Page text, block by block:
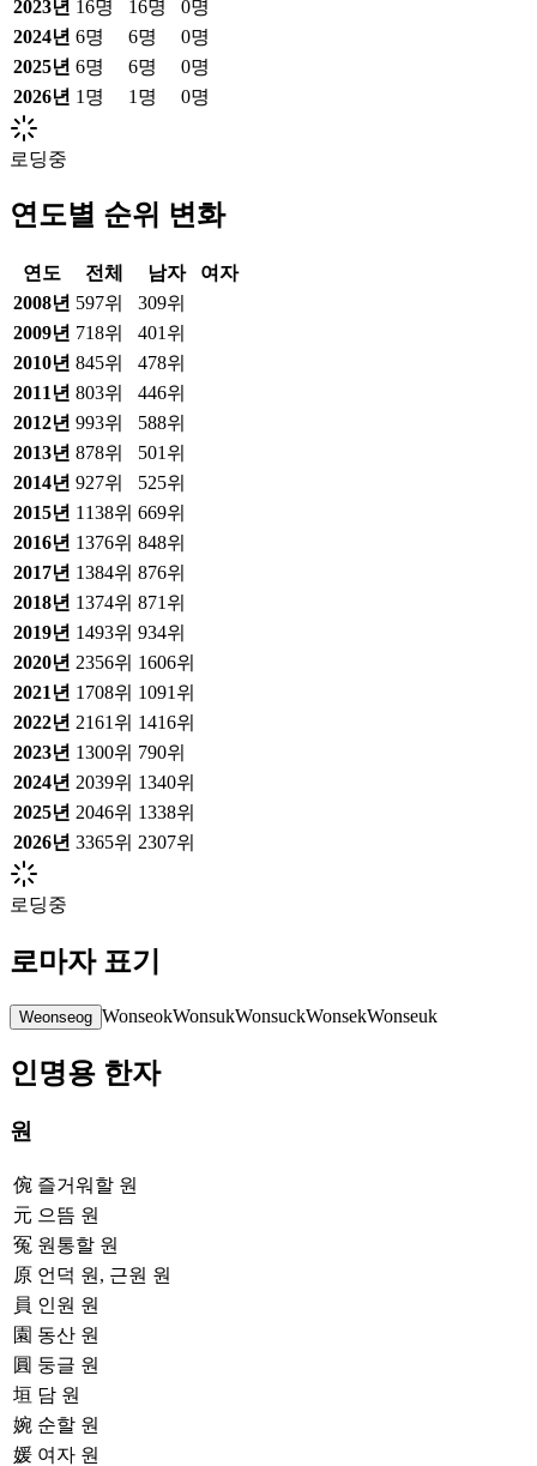
2023년 16명 16명 0명
2024년 6명 6명 0명
2025년 6명 6명 0명
2026년 1 명 1 명 0명
로딩중
연도별 순위 변화
연도 전체 남자
여자
2008년 597위
309위
2009년 718위
401위
2010년 845위
478위
2011 년 803위
446위
2012년 993위
588위
2013년 878위
501위
2014년 927위
525위
2015년 1138위 669위
2016년 1376위 848위
2017년 1384위 876위
2018년 1374위 871위
2019년 1493위 934위
2020년 2356위 1606위
2021 년 1708위 1091위
2022년 2161위 1416위
2023년 1300위 790위
2024년 2039위 1340위
2025년 2046위 1338위
2026년 3365위 2307위
로딩중
로마자 표기
Weonseog WonseokWonsukWonsuckWonsekWonseuk
인명용 한자
원
倇 즐거워할 원
元 으뜸 원
冤 원통할 원
原 언덕 원, 근원 원
員 인원 원
園 동산 원
圓 둥글 원
垣 담 원
婉 순할 원
媛 여자 원